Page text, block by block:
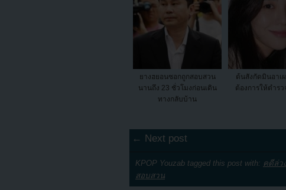
ยางฮยอนซอกถูกสอบสวน
นานถึง 23 ชั่วโมงก่อนเดิน
ทางกลับบ้าน
ต้นสังกัดมินอาเ
ต้องการให้ตำร
← Next post
KPOP Youzab tagged this post with: คดีล่ว
สอบสวน